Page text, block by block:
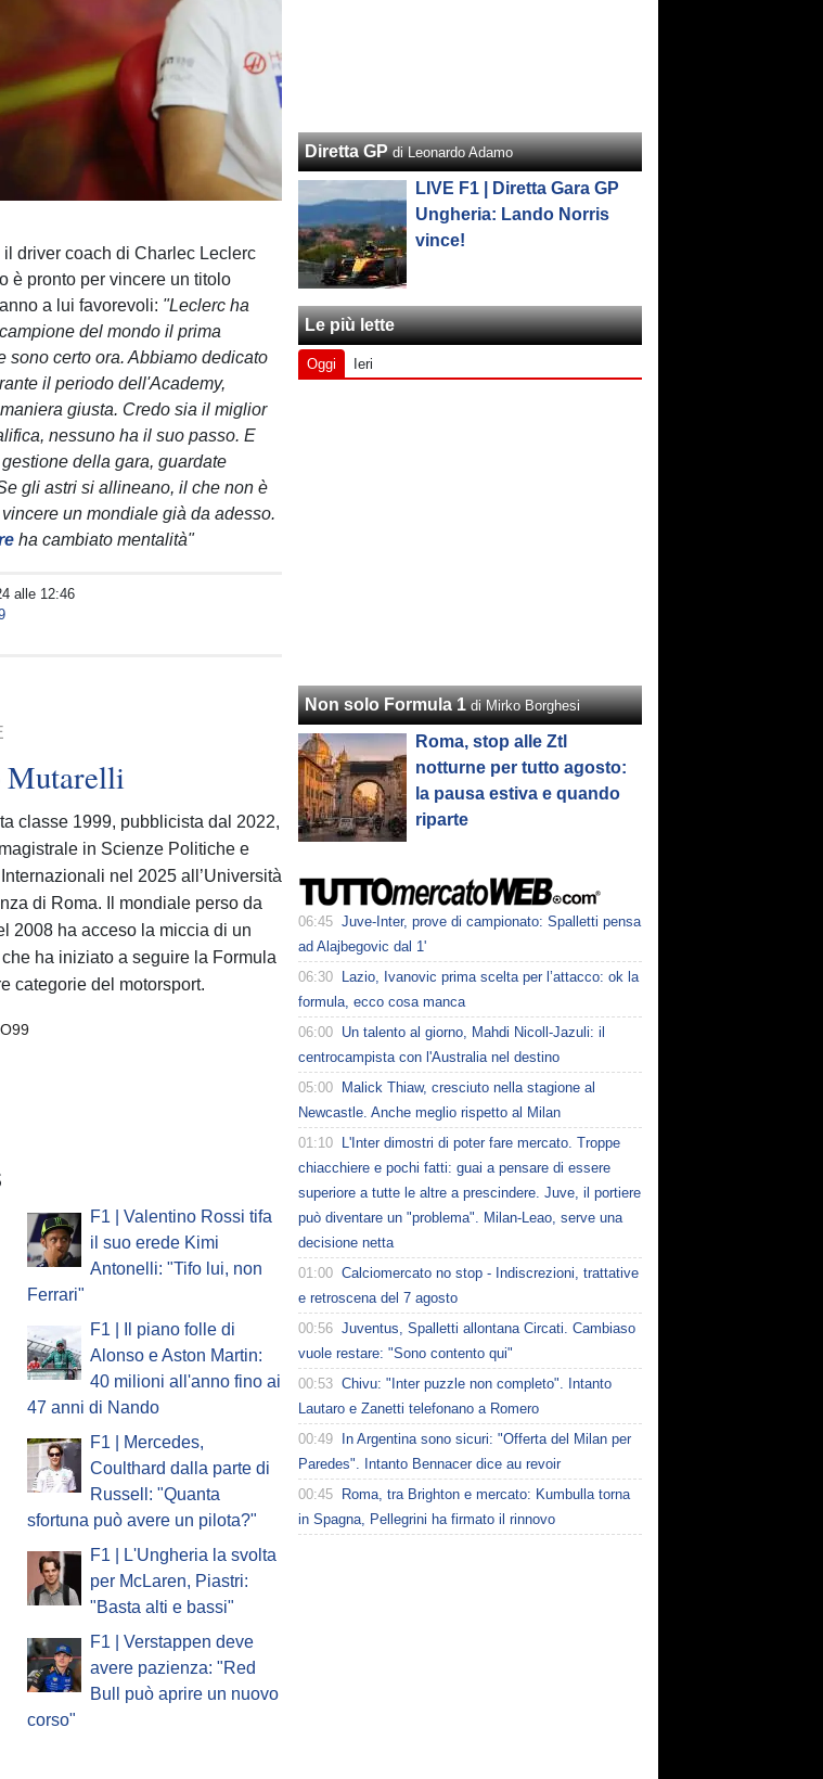
driver coach di Charlec Leclerc
è pronto per vincere un titolo
a lui favorevoli: "Leclerc ha
del mondo il prima
sono certo ora. Abbiamo dedicato
il periodo dell'Academy,
giusta. Credo sia il miglior
nessuno ha il suo passo. E
della gara, guardate
gli astri si allineano, il che non è
un mondiale già da adesso.
ha cambiato mentalità"
alle 12:46
Mutarelli
classe 1999, pubblicista dal 2022,
in Scienze Politiche e
nel 2025 all’Università
di Roma. Il mondiale perso da
2008 ha acceso la miccia di un
ha iniziato a seguire la Formula
categorie del motorsport.
F1 | Valentino Rossi tifa
il suo erede Kimi
Antonelli: "Tifo lui, non
Ferrari"
F1 | Il piano folle di
Alonso e Aston Martin:
40 milioni all'anno fino ai
47 anni di Nando
F1 | Mercedes,
Coulthard dalla parte di
Russell: "Quanta
sfortuna può avere un pilota?"
F1 | L'Ungheria la svolta
per McLaren, Piastri:
"Basta alti e bassi"
F1 | Verstappen deve
avere pazienza: "Red
Bull può aprire un nuovo
corso"
Diretta GP di Leonardo Adamo
LIVE F1 | Diretta Gara GP
Ungheria: Lando Norris
vince!
Le più lette
Oggi Ieri
Non solo Formula 1 di Mirko Borghesi
Roma, stop alle Ztl
notturne per tutto agosto:
la pausa estiva e quando
riparte
06:45 Juve-Inter, prove di campionato: Spalletti pensa
ad Alajbegovic dal 1'
06:30
Lazio, Ivanovic prima scelta per l’attacco: ok la
formula, ecco cosa manca
06:00 Un talento al giorno, Mahdi Nicoll-Jazuli: il
centrocampista con l'Australia nel destino
05:00
Malick Thiaw, cresciuto nella stagione al
Newcastle. Anche meglio rispetto al Milan
01:10
L'Inter dimostri di poter fare mercato. Troppe
chiacchiere e pochi fatti: guai a pensare di essere
superiore a tutte le altre a prescindere. Juve, il portiere
può diventare un "problema". Milan-Leao, serve una
decisione netta
01:00 Calciomercato no stop - Indiscrezioni, trattative
e retroscena del 7 agosto
00:56 Juventus, Spalletti allontana Circati. Cambiaso
vuole restare: "Sono contento qui"
00:53 Chivu: "Inter puzzle non completo". Intanto
Lautaro e Zanetti telefonano a Romero
00:49
In Argentina sono sicuri: "Offerta del Milan per
Paredes". Intanto Bennacer dice au revoir
00:45
Roma, tra Brighton e mercato: Kumbulla torna
in Spagna, Pellegrini ha firmato il rinnovo